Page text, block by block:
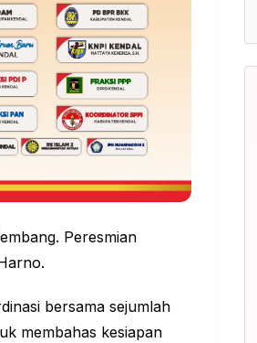
Peresmian
bersama sejumlah
membahas kesiapan